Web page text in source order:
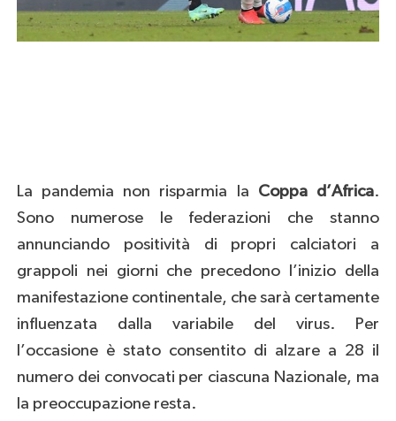
La pandemia non risparmia la Coppa d’Africa.
Sono numerose le federazioni che stanno
annunciando positività di propri calciatori a
grappoli nei giorni che precedono l’inizio della
manifestazione continentale, che sarà certamente
influenzata dalla variabile del virus. Per
l’occasione è stato consentito di alzare a 28 il
numero dei convocati per ciascuna Nazionale, ma
la preoccupazione resta.